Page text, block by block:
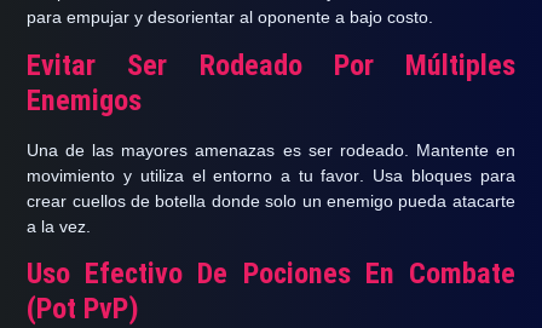
para empujar y desorientar al oponente a bajo costo.
Evitar Ser Rodeado Por Múltiples
Enemigos
Una de las mayores amenazas es ser rodeado. Mantente en
movimiento y utiliza el entorno a tu favor . Usa bloques para
crear cuellos de botella donde solo un enemigo pueda atacarte
a la vez.
Uso Efectivo De Pociones En Combate
(Pot PvP)